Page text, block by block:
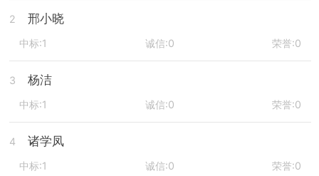
2 邢小晓
中标:1 诚信:0 荣誉:0
3 杨洁
中标:1 诚信:0 荣誉:0
4 诸学凤
中标:1 诚信:0 荣誉:0